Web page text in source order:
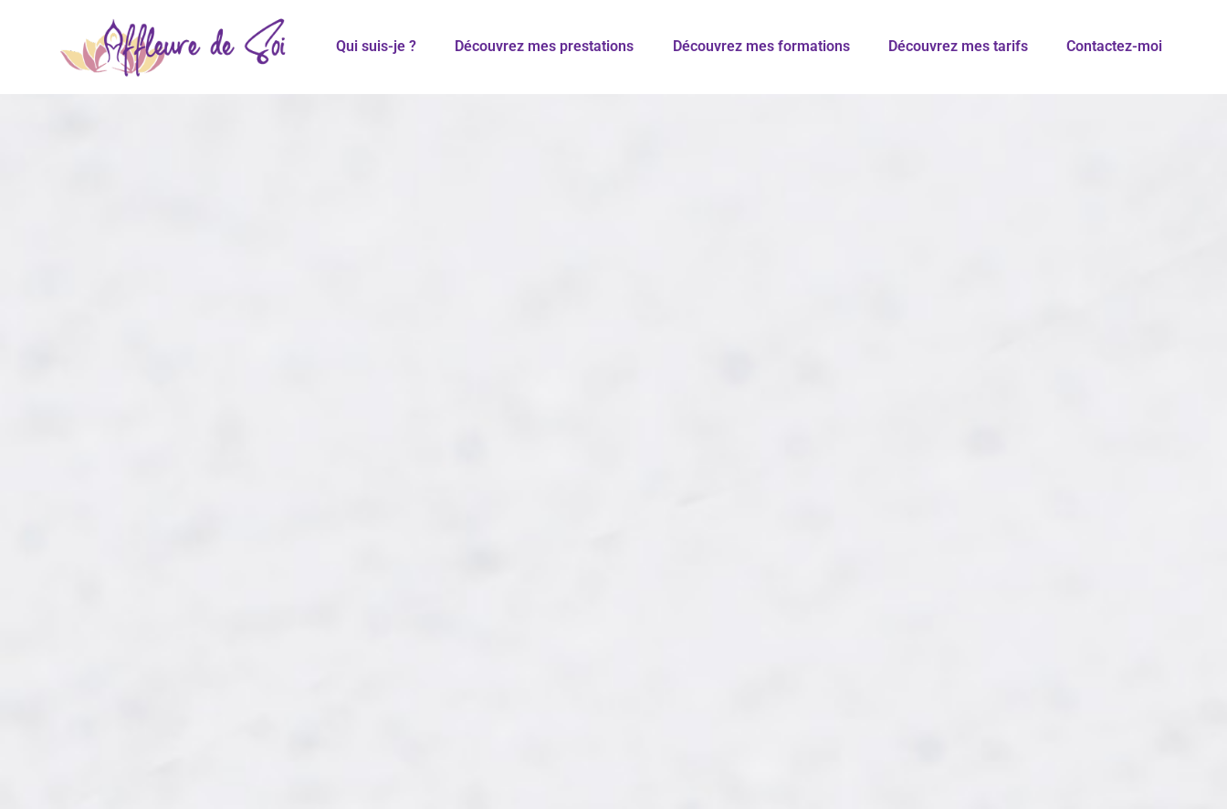
Qui suis-je ? Découvrez mes prestations Découvrez mes formations Découvrez mes tarifs Contactez-moi